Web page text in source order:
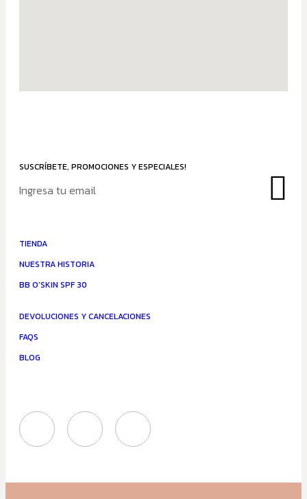
SUSCRÍBETE, PROMOCIONES Y ESPECIALES!
TIENDA
NUESTRA HISTORIA
BB O’SKIN SPF 30
DEVOLUCIONES Y CANCELACIONES
FAQS
BLOG